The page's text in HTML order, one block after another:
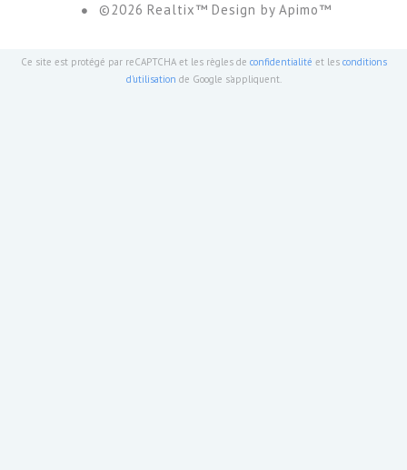
©2026 Realtix™ Design byApimo™
Ce site est protégé par reCAPTCHA et les règles de confidentialité et les conditions
d'utilisation de Google s'appliquent.